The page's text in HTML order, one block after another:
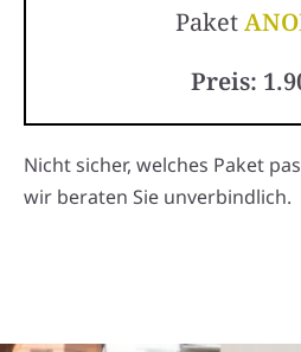
Paket
Preis:
Nicht sicher, welches Paket
wir beraten Sie unverbindlich.